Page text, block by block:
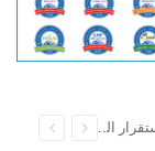
تراجع في الموسم السياحي البحري وفي قطاع تنظيم